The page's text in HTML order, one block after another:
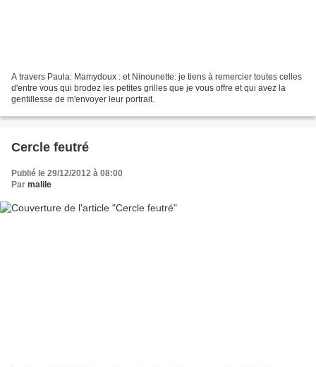
A travers Paula: Mamydoux : et Ninounette: je tiens à remercier toutes celles
d'entre vous qui brodez les petites grilles que je vous offre et qui avez la
gentillesse de m'envoyer leur portrait.
Cercle feutré
Publié le 29/12/2012 à 08:00
Par malile